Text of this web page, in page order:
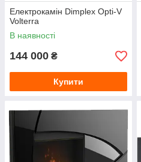
Електрокамін Dimplex Opti-V
Volterra
В наявності
144 000 ₴
Купити